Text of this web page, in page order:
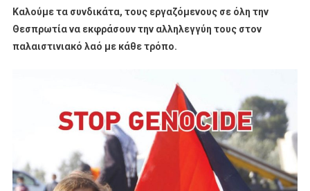
Καλούμε τα συνδικάτα, τους εργαζόμενους σε όλη την
Θεσπρωτία να εκφράσουν την αλληλεγγύη τους στον
παλαιστινιακό λαό με κάθε τρόπο.